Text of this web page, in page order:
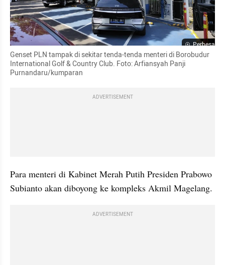
Perbesar
Genset PLN tampak di sekitar tenda-tenda menteri di Borobudur
International Golf & Country Club. Foto: Arfiansyah Panji
Purnandaru/kumparan
ADVERTISEMENT
Para menteri di Kabinet Merah Putih Presiden Prabowo
Subianto akan diboyong ke kompleks Akmil Magelang.
ADVERTISEMENT